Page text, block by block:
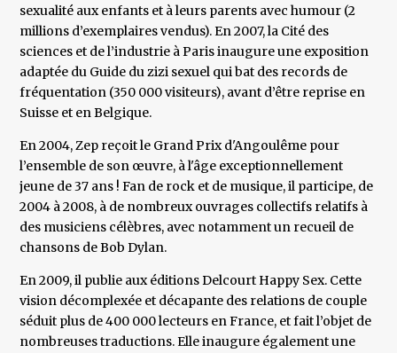
sexualité aux enfants et à leurs parents avec humour (2
millions d’exemplaires vendus). En 2007, la Cité des
sciences et de l’industrie à Paris inaugure une exposition
adaptée du Guide du zizi sexuel qui bat des records de
fréquentation (350 000 visiteurs), avant d’être reprise en
Suisse et en Belgique.
En 2004, Zep reçoit le Grand Prix d'Angoulême pour
l’ensemble de son œuvre, à l'âge exceptionnellement
jeune de 37 ans ! Fan de rock et de musique, il participe, de
2004 à 2008, à de nombreux ouvrages collectifs relatifs à
des musiciens célèbres, avec notamment un recueil de
chansons de Bob Dylan.
En 2009, il publie aux éditions Delcourt Happy Sex. Cette
vision décomplexée et décapante des relations de couple
séduit plus de 400 000 lecteurs en France, et fait l’objet de
nombreuses traductions. Elle inaugure également une